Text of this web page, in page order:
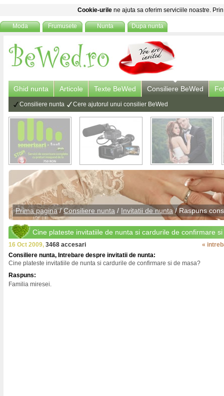
Cookie-urile ne ajuta sa oferim serviciile noastre.
Moda Frumusete Nunta Dupa nunta
Ghid nunta Articole Texte BeWed Consiliere BeWed
Consiliere nunta Cere ajutorul unui consilier BeWed
Prima pagina/Consiliere nunta / Invitatii de nunta/ Raspuns
Cine plateste invitatiile de nunta si cardurile de confirmare
16 Oct 2009, 3468 accesari
«
Consiliere nunta, Intrebare despre invitatii de nunta:
Cine plateste invitatiile de nunta si cardurile de confirmare si de masa?
Raspuns:
Familia miresei.